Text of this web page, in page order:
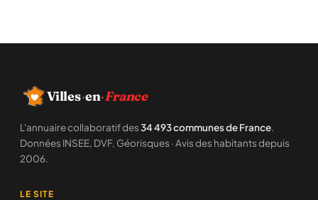
Villes·en·France
L'annuaire collaboratif des34 493 communes de France.
Données INSEE, DVF, Géorisques · Avis des habitants depuis
2006.
LE SITE